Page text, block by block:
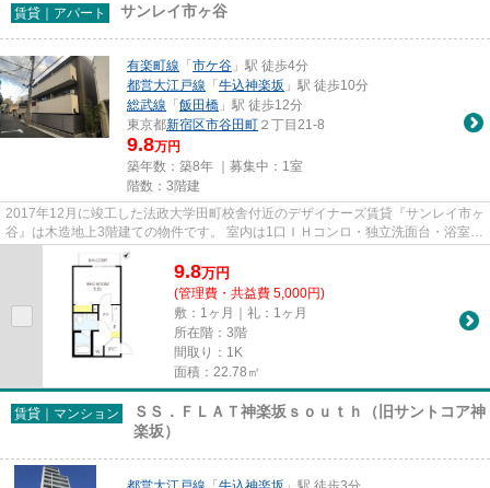
賃貸｜アパート サンレイ市ヶ谷
有楽町線 「 市ケ谷 」駅 徒歩4分
都営大江戸線 「 牛込神楽坂 」駅 徒歩10分
総武線 「 飯田橋 」駅 徒歩12分
東京都新宿区市谷田町 ２丁目21-8
9.8万円
築年数：築8年 ｜募集中： 1室
階数：3階建
2017年12月に竣工した法政大学田町校舎付近のデザイナーズ賃貸『サンレイ市ヶ
谷』は木造地上3階建ての物件です。 室内は1口ＩＨコンロ・独立洗面台・浴室暖
房換気乾燥機・ＴＶモニター...
9.8万円
(管理費・共益費 5,000円)
敷：1ヶ月｜礼：1ヶ月
所在階：3階
間取り：1K
面積：22.78㎡
賃貸｜マンション
ＳＳ．ＦＬＡＴ神楽坂ｓｏｕｔｈ（旧サントコア神
楽坂）